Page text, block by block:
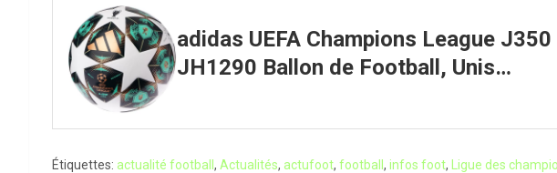
adidas UEFA Champions League J350
JH1290 Ballon de Football, Unis…
Étiquettes: actualité football , Actualités, actufoot, football , infos foot, Ligue des